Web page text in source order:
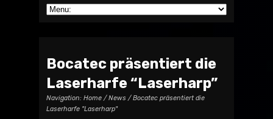
Bocatec präsentiert die
Laserharfe “Laserharp”
Navigation: Home /News / Bocatec präsentiert die
Laserharfe "Laserharp"